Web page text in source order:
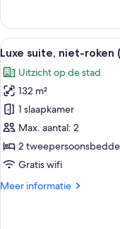
roken
(Suite)
laden
in
Japanse
stijl
2
eenpersoonsbedden,
niet-
roken
(Suite)
Alle
foto's
voor
Luxe
suite,
niet-
roken
(Suite)
7
Luxe suite, niet-roken
Uitzicht op de stad
132 m²
1 slaapkamer
Max. aantal: 2
2
Gratis wifi
Meer informatie
Meer